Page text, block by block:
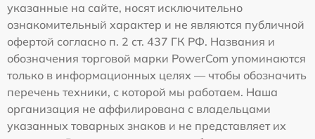
указанные на сайте, носят исключительно
ознакомительный характер и не являются публичной
офертой согласно п. 2 ст. 437 ГК РФ. Названия и
обозначения торговой марки PowerCom упоминаются
только в информационных целях — чтобы обозначить
перечень техники, с которой мы работаем. Наша
организация не аффилирована с владельцами
указанных товарных знаков и не представляет их